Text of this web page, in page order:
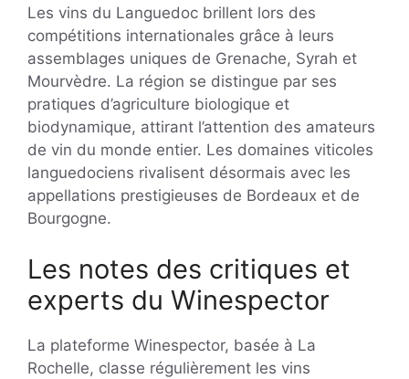
Les vins du Languedoc brillent lors des
compétitions internationales grâce à leurs
assemblages uniques de Grenache, Syrah et
Mourvèdre. La région se distingue par ses
pratiques d’agriculture biologique et
biodynamique, attirant l’attention des amateurs
de vin du monde entier. Les domaines viticoles
languedociens rivalisent désormais avec les
appellations prestigieuses de Bordeaux et de
Bourgogne.
Les notes des critiques et
experts du Winespector
La plateforme Winespector, basée à La
Rochelle, classe régulièrement les vins